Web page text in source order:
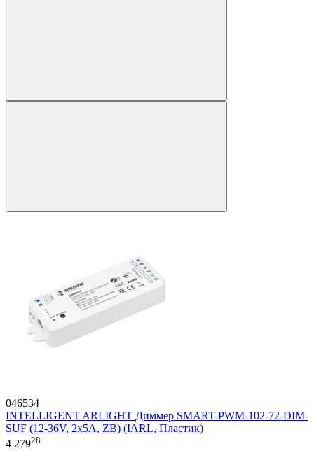
046534
INTELLIGENT ARLIGHT Диммер SMART-PWM-102-72-DIM-
SUF (12-36V, 2x5A, ZB) (IARL, Пластик)
4 27928